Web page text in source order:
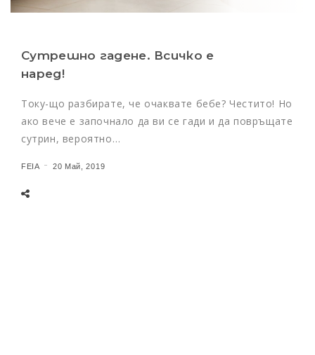
Сутрешно гадене. Всичко е
наред!
Току-що разбирате, че очаквате бебе? Честито! Но
ако вече е започнало да ви се гади и да повръщате
сутрин, вероятно…
FEIA 20 Май, 2019